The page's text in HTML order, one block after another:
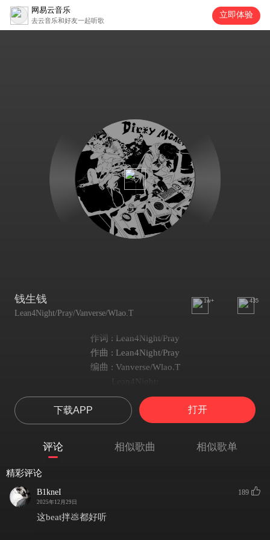
网易云音乐
去云音乐和好友一起听歌
立即体验
钱生钱
Lean4Night/Pray/Vanverse/Wlao.T
1w+ 435
作词 : Lean4Night/Pray
作曲 : Lean4Night/Pray
编曲 : Vanverse/Wlao.T
Lean4Night:
Because 钱生钱
i thinkin im really not enough
她的处境that's not my bad
她没见过我另一面
你没有我这种经历要怎么写出我的点
下载APP 打开
评论 相似歌曲 相似歌单
精彩评论
B1kneI
2025年12月29日
189
这beat拌💩都好听